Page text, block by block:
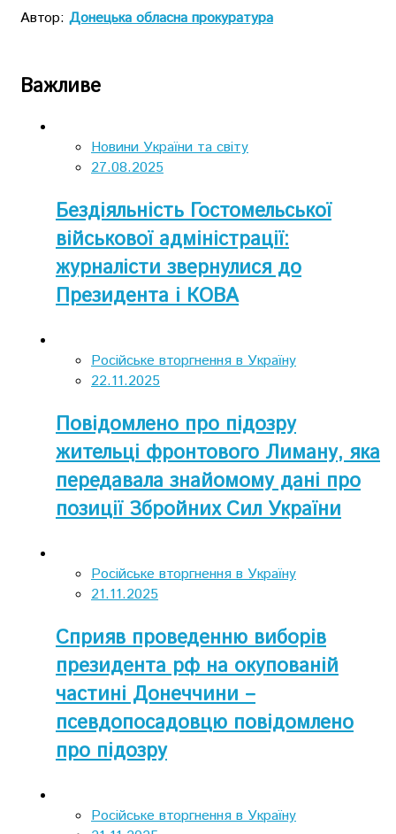
Автор: Донецька обласна прокуратура
Важливе
Новини України та світу
27.08.2025
Бездіяльність Гостомельської
військової адміністрації:
журналісти звернулися до
Президента і КОВА
Російське вторгнення в Україну
22.11.2025
Повідомлено про підозру
жительці фронтового Лиману, яка
передавала знайомому дані про
позиції Збройних Сил України
Російське вторгнення в Україну
21.11.2025
Сприяв проведенню виборів
президента рф на окупованій
частині Донеччини –
псевдопосадовцю повідомлено
про підозру
Російське вторгнення в Україну